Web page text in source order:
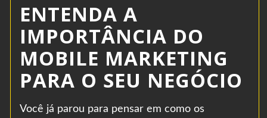
ENTENDA A
IMPORTÂNCIA DO
MOBILE MARKETING
PARA O SEU NEGÓCIO
Você já parou para pensar em como os